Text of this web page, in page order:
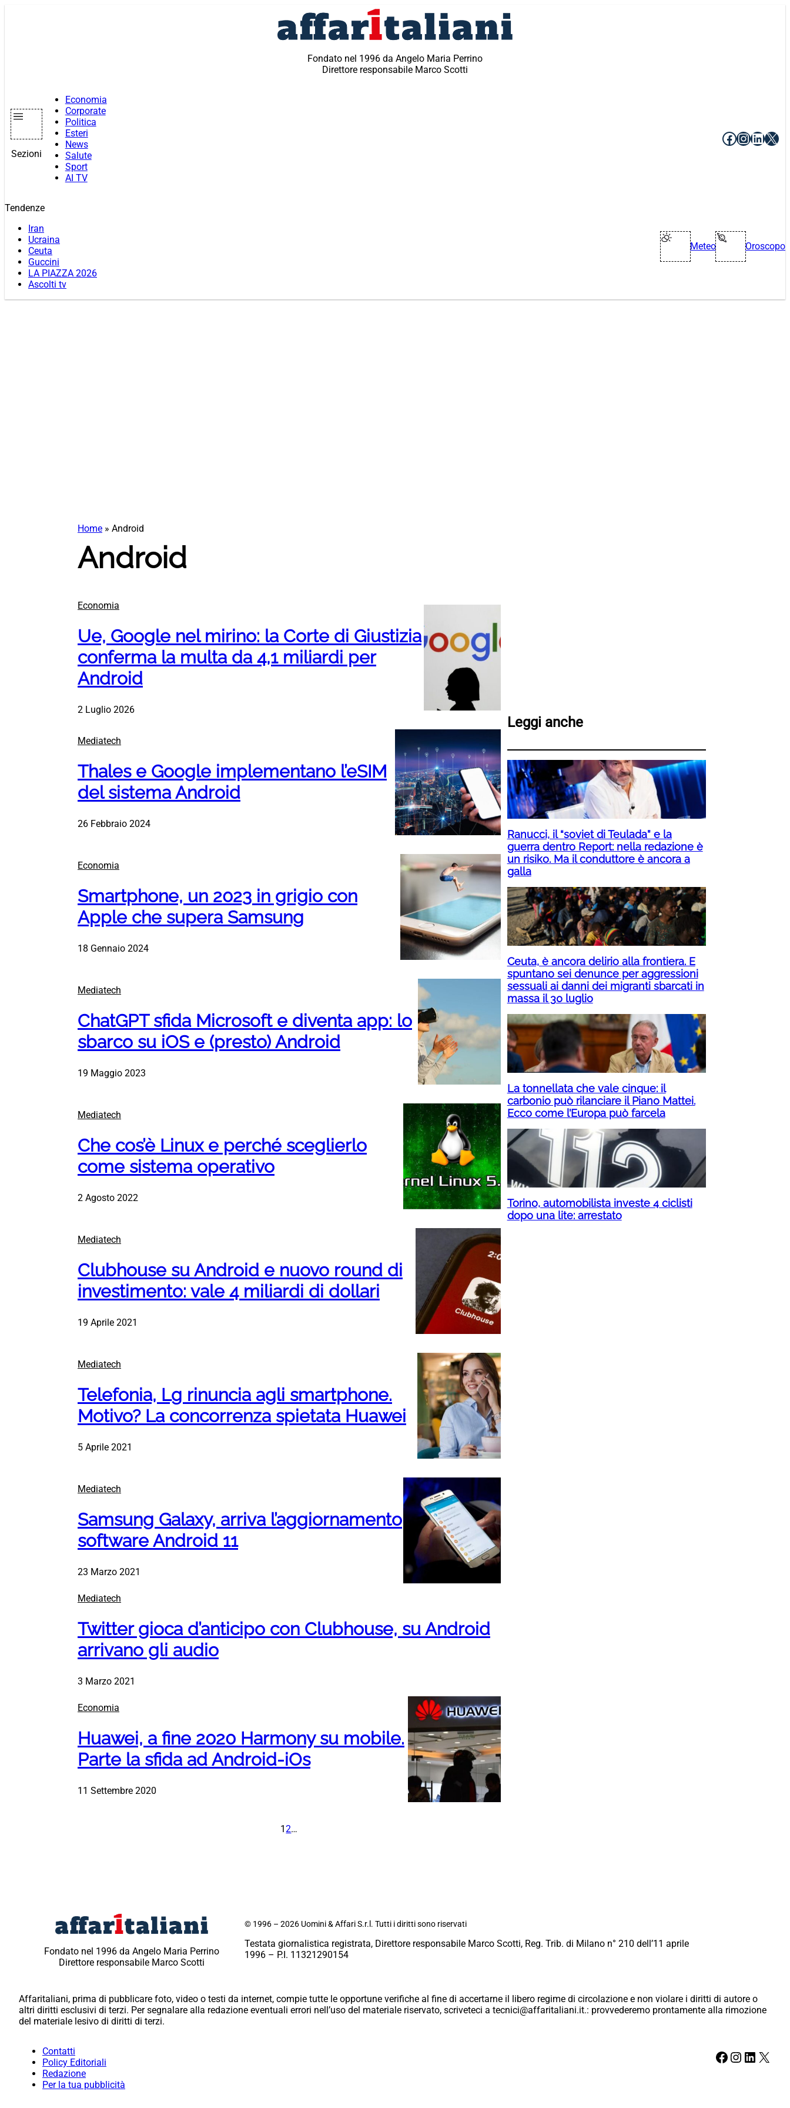
Fondato nel 1996 da Angelo Maria Perrino
Direttore responsabile Marco Scotti
Sezioni
Economia
Corporate
Politica
Esteri
News
Salute
Sport
AI TV
Facebook
X
Tendenze
Iran
Ucraina
Ceuta
Guccini
LA PIAZZA 2026
Ascolti tv
Meteo Oroscopo
Home » Android
Android
Economia
Ue, Google nel mirino: la Corte di Giustizia
conferma la multa da 4,1 miliardi per
Android
2 Luglio 2026
Mediatech
Thales e Google implementano l’eSIM
del sistema Android
26 Febbraio 2024
Economia
Smartphone, un 2023 in grigio con
Apple che supera Samsung
18 Gennaio 2024
Mediatech
ChatGPT sfida Microsoft e diventa app: lo
sbarco su iOS e (presto) Android
19 Maggio 2023
Mediatech
Che cos’è Linux e perché sceglierlo
come sistema operativo
2 Agosto 2022
Mediatech
Clubhouse su Android e nuovo round di
investimento: vale 4 miliardi di dollari
19 Aprile 2021
Mediatech
Telefonia, Lg rinuncia agli smartphone.
Motivo? La concorrenza spietata Huawei
5 Aprile 2021
Mediatech
Samsung Galaxy, arriva l’aggiornamento
software Android 11
23 Marzo 2021
Mediatech
Twitter gioca d’anticipo con Clubhouse, su Android
arrivano gli audio
3 Marzo 2021
Economia
Huawei, a fine 2020 Harmony su mobile.
Parte la sfida ad Android-iOs
11 Settembre 2020
12…
Leggi anche
Ranucci, il “soviet di Teulada” e la
guerra dentro Report: nella redazione è
un risiko. Ma il conduttore è ancora a
galla
Ceuta, è ancora delirio alla frontiera. E
spuntano sei denunce per aggressioni
sessuali ai danni dei migranti sbarcati in
massa il 30 luglio
La tonnellata che vale cinque: il
carbonio può rilanciare il Piano Mattei.
Ecco come l’Europa può farcela
Torino, automobilista investe 4 ciclisti
dopo una lite: arrestato
Fondato nel 1996 da Angelo Maria Perrino
Direttore responsabile Marco Scotti
© 1996 – 2026 Uomini & Affari S.r.l. Tutti i diritti sono riservati
Testata giornalistica registrata, Direttore responsabile Marco Scotti, Reg. Trib. di Milano n° 210 dell’11 aprile
1996 – P.I. 11321290154
Affaritaliani, prima di pubblicare foto, video o testi da internet, compie tutte le opportune verifiche al fine di accertarne il libero regime di circolazione e non violare i diritti di autore o
altri diritti esclusivi di terzi. Per segnalare alla redazione eventuali errori nell’uso del materiale riservato, scriveteci a tecnici@affaritaliani.it.: provvederemo prontamente alla rimozione
del materiale lesivo di diritti di terzi.
Contatti
Policy Editoriali
Redazione
Per la tua pubblicità
Facebook Instagram LinkedIn X